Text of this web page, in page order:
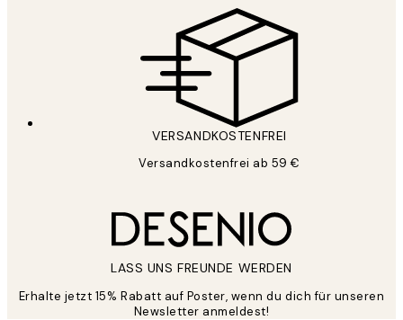
VERSANDKOSTENFREI
Versandkostenfrei ab 59 €
LASS UNS FREUNDE WERDEN
Erhalte jetzt 15% Rabatt auf Poster, wenn du dich für unseren
Newsletter anmeldest!